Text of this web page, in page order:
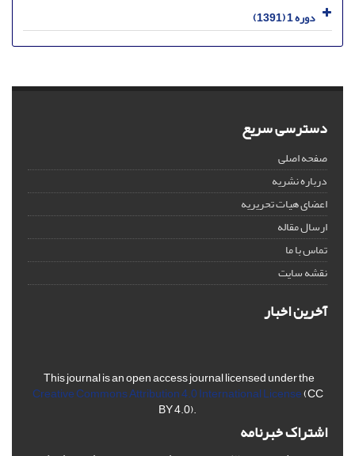
دوره 1 (1391)
دسترسی سریع
صفحه اصلی
درباره نشریه
اعضای هیات تحریریه
ارسال مقاله
تماس با ما
نقشه سایت
آخرین اخبار
This journal is an open access journal licensed under the
Creative Commons Attribution 4.0 International License(CC
BY 4.0).
اشتراک خبرنامه